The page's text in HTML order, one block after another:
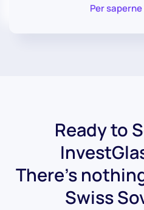
Per
Ready to
There's
Swiss